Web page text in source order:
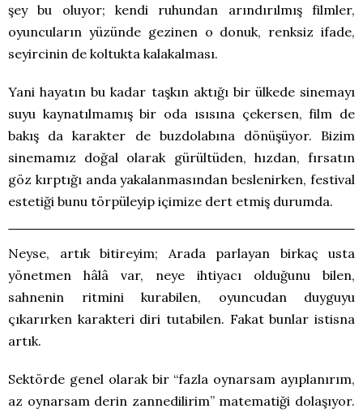
şey bu oluyor; kendi ruhundan arındırılmış filmler,
oyuncuların yüzünde gezinen o donuk, renksiz ifade,
seyircinin de koltukta kalakalması.
Yani hayatın bu kadar taşkın aktığı bir ülkede sinemayı
suyu kaynatılmamış bir oda ısısına çekersen, film de
bakış da karakter de buzdolabına dönüşüyor. Bizim
sinemamız doğal olarak gürültüden, hızdan, fırsatın
göz kırptığı anda yakalanmasından beslenirken, festival
estetiği bunu törpüleyip içimize dert etmiş durumda.
Neyse, artık bitireyim; Arada parlayan birkaç usta
yönetmen hâlâ var, neye ihtiyacı olduğunu bilen,
sahnenin ritmini kurabilen, oyuncudan duyguyu
çıkarırken karakteri diri tutabilen. Fakat bunlar istisna
artık.
Sektörde genel olarak bir “fazla oynarsam ayıplanırım,
az oynarsam derin zannedilirim” matematiği dolaşıyor.